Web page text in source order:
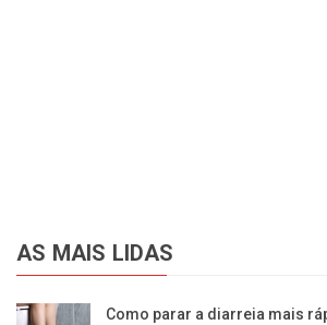
AS MAIS LIDAS
Como parar a diarreia mais